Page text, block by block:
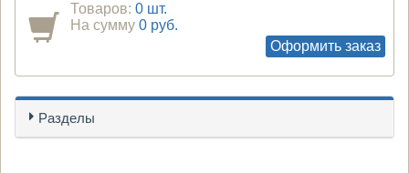
Товаров: 0 шт.
На сумму 0 руб.
Оформить заказ
Разделы